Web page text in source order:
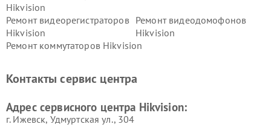
Hikvision
Ремонт видеорегистраторов
Hikvision
Ремонт видеодомофонов
Hikvision
Ремонт коммутаторов Hikvision
Контакты сервис центра
Адрес сервисного центра Hikvision:
г. Ижевск, Удмуртская ул., 304